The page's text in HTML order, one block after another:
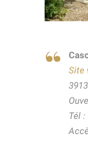
Site
Tél